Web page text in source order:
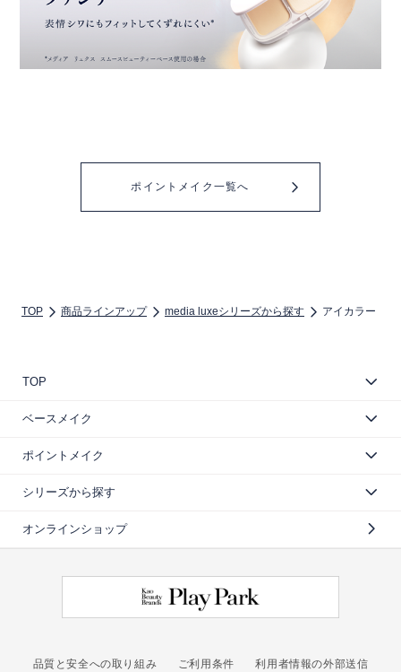
ポイントメイク一覧へ
TOP 商品ラインアップ media luxeシリーズから探す アイカラー
TOP
ベースメイク
ポイントメイク
シリーズから探す
オンラインショップ
品質と安全への取り組み ご利用条件 利用者情報の外部送信